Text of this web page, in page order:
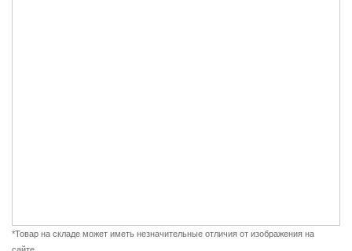
*Товар на складе может иметь незначительные отличия от изображения на